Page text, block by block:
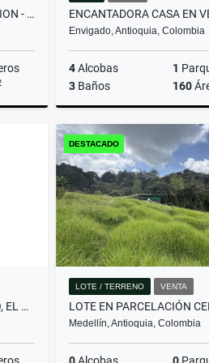
HERMOSA FINCA EN PARCELACION - TITIRIBI
Envigado, Antioquia, Colombia
4Alcobas 1
3 Baños 160
APARTAMENTO EN EL POBLADO, EL DIAMANTE – PERSONALÍZALO A TU GUSTO
DESTACADO
LOTE / TERRENO VENTA
Medellín, Antioquia, Colombia